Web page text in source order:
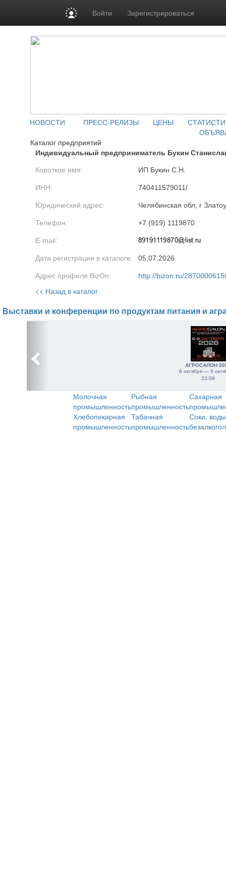
Войти Зарегистрироваться
НОВОСТИ ПРЕСС-РЕЛИЗЫ ЦЕНЫ
Каталог предприятий
Индивидуальный предприниматель Букин
Короткое имя: ИП Букин С.Н.
ИНН: 740411579011/
Юридический адрес: Челябинская обл, г
Телефон: +7 (919) 1119870
E-mail:
Дата регистрации в каталоге: 05.07.2026
Адрес профиля BizOn: http://bizon.ru/
<< Назад в каталог
Выставки и конференции по продуктам питания и
АГРОСАЛОН
6 октября — 9
23:59
Молочная
промышленность
Рыбная
промышленность
Сахарная
Хлебопекарная
промышленность
Табачная
промышленность
Соки,